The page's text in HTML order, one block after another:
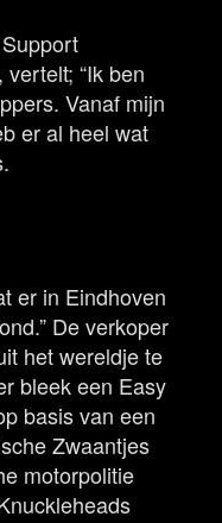
“Ik ben
Vanaf mijn
er al heel wat
er in Eindhoven
De verkoper
het wereldje te
bleek een Easy
basis van een
Zwaantjes
motorpolitie